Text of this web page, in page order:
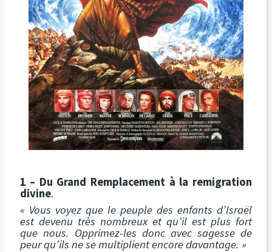
1 – Du Grand Remplacement à la remigration
divine.
« Vous voyez que le peuple des enfants d’Israël
est devenu très nombreux et qu’il est plus fort
que nous. Opprimez-les donc avec sagesse de
peur qu’ils ne se multiplient encore davantage. »